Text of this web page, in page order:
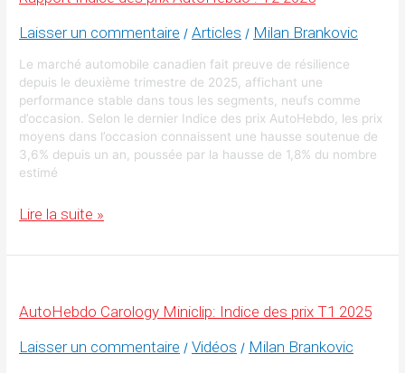
Laisser un commentaire /Articles / Milan Brankovic
Le marché automobile canadien fait preuve de résilience
depuis le deuxième trimestre de 2025, affichant une
performance stable dans tous les segments, neufs comme
d’occasion. Selon le dernier Indice des prix AutoHebdo, les prix
moyens dans l’occasion connaissent une hausse soutenue de
3,6% depuis un an, poussée par la hausse de 1,8% du nombre
estimé
Rapport
Indice
prix
2025
Lire la suite »
AutoHebdo Carology Miniclip: Indice des prix T1 2025
Laisser un commentaire /Vidéos / Milan Brankovic